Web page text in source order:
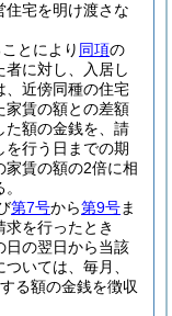
住宅を明け渡さな
とにより 同項の
に対し、入居し
、近傍同種の住宅
家賃の額との差額
た額の金銭を、請
を行う日までの期
家賃の額の2倍に相
第7号から第9号ま
求を行ったとき
日の翌日から当該
いては、毎月、
る額の金銭を徴収